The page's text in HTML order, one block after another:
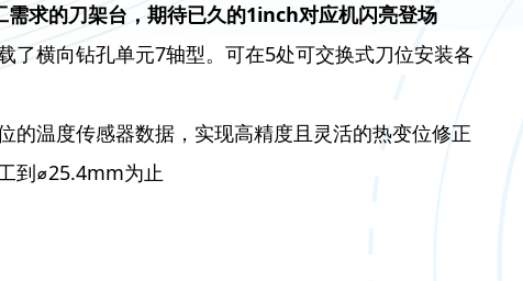
需求的刀架台，期待已久的1inch对应机闪亮登场
了横向钻孔单元7轴型。可在5处可交换式刀位安装各
的温度传感器数据，实现高精度且灵活的热变位修正
到⌀25.4mm为止